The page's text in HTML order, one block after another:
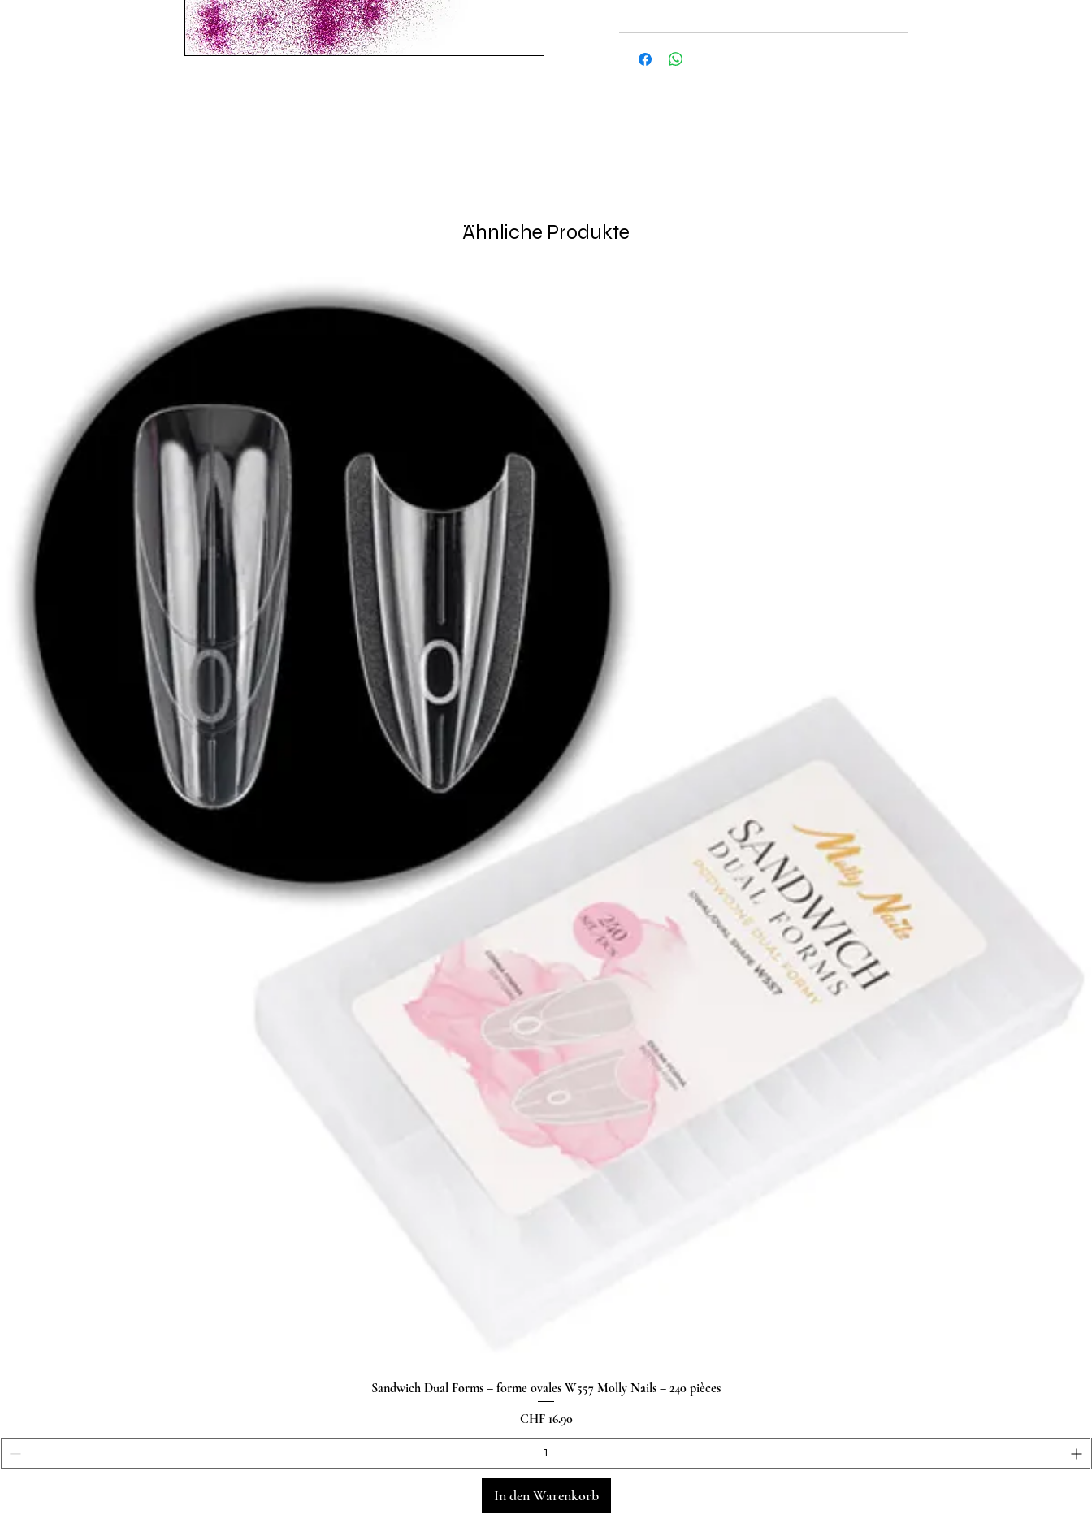
Ähnliche Produkte
Schnellansicht
Sandwich Dual Forms – forme ovales W557 Molly Nails – 240 pièces
Preis
CHF 16.90
In den Warenkorb